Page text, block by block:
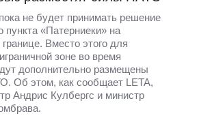
не будет принимать решение
пункта «Патерниеки» на
Вместо этого для
зоне во время
дополнительно размещены
Об этом, как сообщает LETA,
Андрис Кулбергс и министр